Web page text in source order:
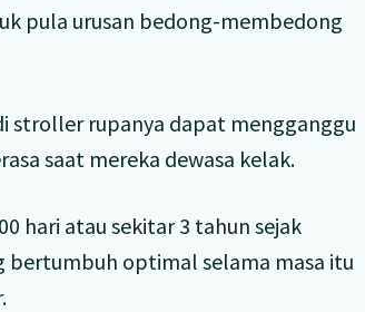
pula urusan bedong-membedong
stroller rupanya dapat mengganggu
saat mereka dewasa kelak.
hari atau sekitar 3 tahun sejak
bertumbuh optimal selama masa itu